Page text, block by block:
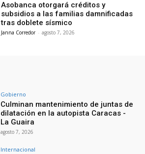
Asobanca otorgará créditos y
subsidios a las familias damnificadas
tras doblete sísmico
Janna Corredor - agosto 7, 2026
Gobierno
Culminan mantenimiento de juntas de
dilatación en la autopista Caracas -
La Guaira
agosto 7, 2026
Internacional